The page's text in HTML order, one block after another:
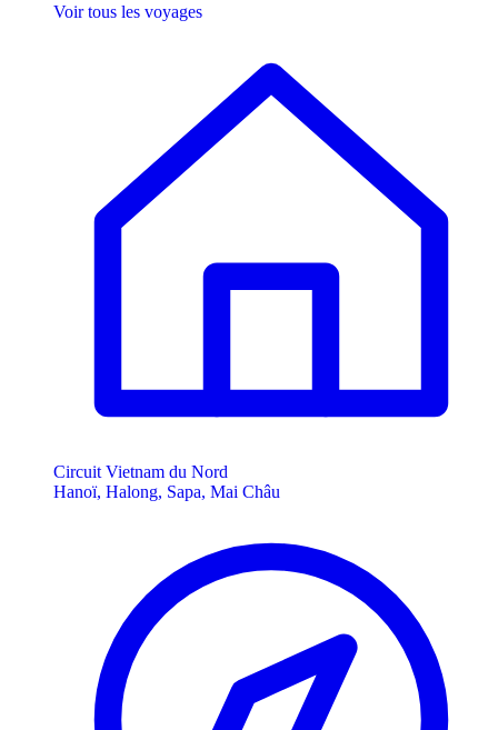
Voir tous les voyages
Circuit Vietnam du Nord
Hanoï, Halong, Sapa, Mai Châu